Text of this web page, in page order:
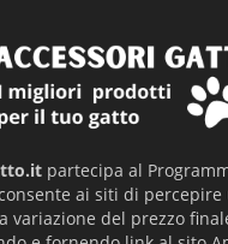
partecipa al
ai siti di
variazione del prezzo